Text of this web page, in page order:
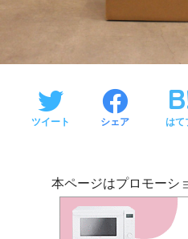
ツイート シェア はて
本ページはプロモーシ